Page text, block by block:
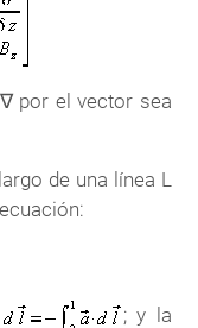
por el vector sea
de una línea L
; y la